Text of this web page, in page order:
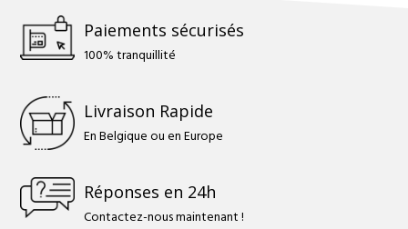
Paiements sécurisés
100% tranquillité
Livraison Rapide
En Belgique ou en Europe
Réponses en 24h
Contactez-nous maintenant !